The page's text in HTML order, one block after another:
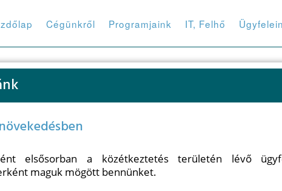
Cégünkről Programjaink IT, Felhő
elsősorban a közétkeztetés területén lévő
maguk mögött bennünket.